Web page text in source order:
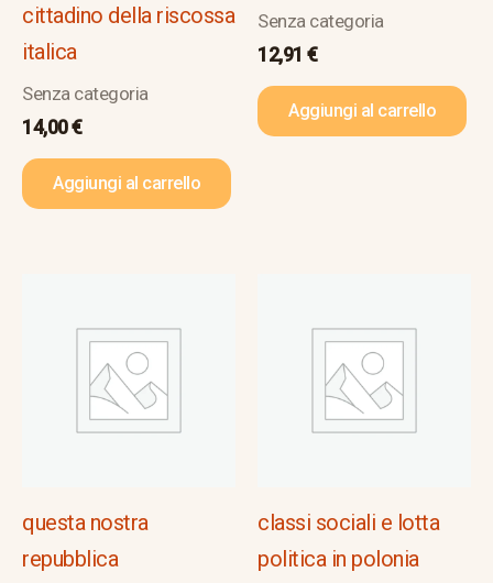
cittadino della riscossa
italica
Senza categoria
14,00€
Aggiungi al carrello
Senza categoria
12,91 €
Aggiungi al carrello
questa nostra
repubblica
classi sociali e lotta
politica in polonia